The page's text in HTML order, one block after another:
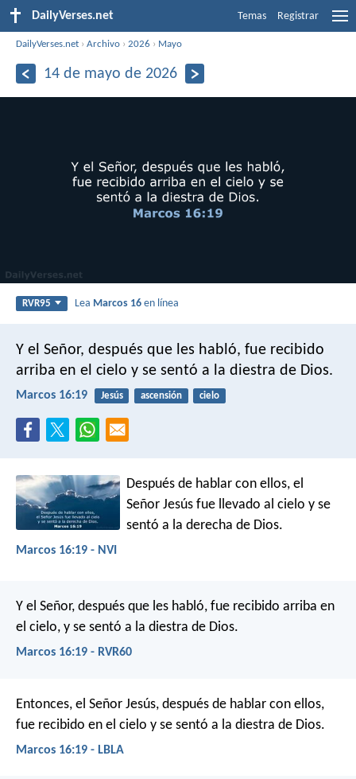
DailyVerses.net Temas Registrar
DailyVerses.net ›Archivo ›2026 › Mayo
14 de mayo de 2026
RVR95 Lea Marcos 16 en línea
Y el Señor, después que les habló, fue recibido
arriba en el cielo y se sentó a la diestra de Dios.
Marcos 16:19 Jesús ascensión cielo
Después de hablar con ellos, el
Señor Jesús fue llevado al cielo y se
sentó a la derecha de Dios.
Marcos 16:19 - NVI
Y el Señor, después que les habló, fue recibido arriba en
el cielo, y se sentó a la diestra de Dios.
Marcos 16:19 - RVR60
Entonces, el Señor Jesús, después de hablar con ellos,
fue recibido en el cielo y se sentó a la diestra de Dios.
Marcos 16:19 - LBLA